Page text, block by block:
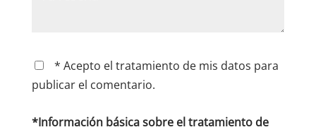
* Acepto el tratamiento de mis datos para
publicar el comentario.
*Información básica sobre el tratamiento de